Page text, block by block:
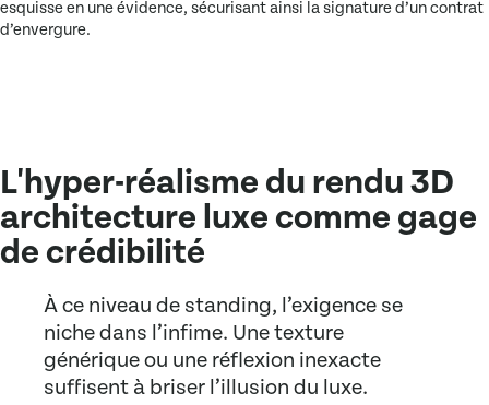
esquisse en une évidence, sécurisant ainsi la signature d’un contrat
d’envergure.
L'hyper-réalisme du rendu 3D
architecture luxe comme gage
de crédibilité
À ce niveau de standing, l’exigence se
niche dans l’infime. Une texture
générique ou une réflexion inexacte
suffisent à briser l’illusion du luxe.